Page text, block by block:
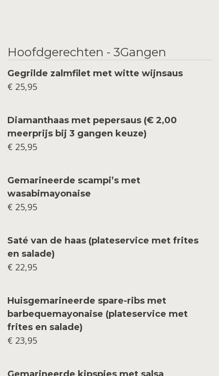
Hoofdgerechten - 3Gangen
Gegrilde zalmfilet met witte wijnsaus
€ 25,95
Diamanthaas met pepersaus (€ 2,00
meerprijs bij 3 gangen keuze)
€ 25,95
Gemarineerde scampi’s met
wasabimayonaise
€ 25,95
Saté van de haas (plateservice met frites
en salade)
€ 22,95
Huisgemarineerde spare-ribs met
barbequemayonaise (plateservice met
frites en salade)
€ 23,95